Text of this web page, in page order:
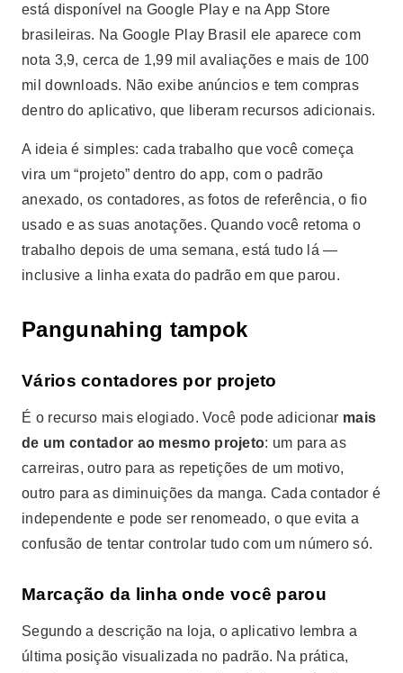
está disponível na Google Play e na App Store
brasileiras. Na Google Play Brasil ele aparece com
nota 3,9, cerca de 1,99 mil avaliações e mais de 100
mil downloads. Não exibe anúncios e tem compras
dentro do aplicativo, que liberam recursos adicionais.
A ideia é simples: cada trabalho que você começa
vira um “projeto” dentro do app, com o padrão
anexado, os contadores, as fotos de referência, o fio
usado e as suas anotações. Quando você retoma o
trabalho depois de uma semana, está tudo lá —
inclusive a linha exata do padrão em que parou.
Pangunahing tampok
Vários contadores por projeto
É o recurso mais elogiado. Você pode adicionar mais
de um contador ao mesmo projeto: um para as
carreiras, outro para as repetições de um motivo,
outro para as diminuições da manga. Cada contador é
independente e pode ser renomeado, o que evita a
confusão de tentar controlar tudo com um número só.
Marcação da linha onde você parou
Segundo a descrição na loja, o aplicativo lembra a
última posição visualizada no padrão. Na prática,